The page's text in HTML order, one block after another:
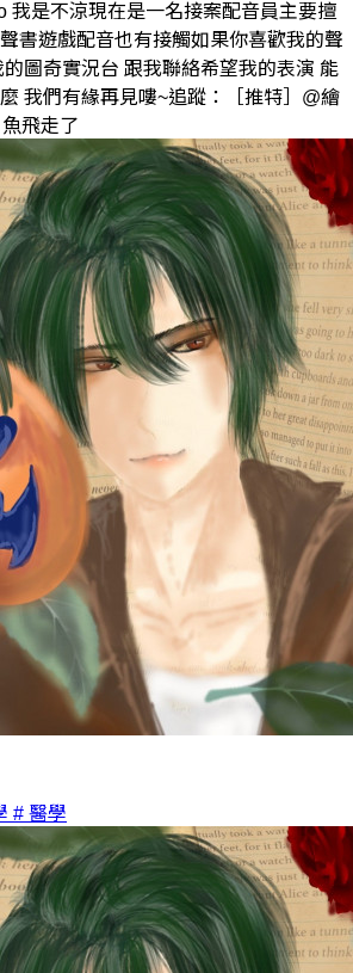
我是不涼現在是一名接案配音員主要擅
書遊戲配音也有接觸如果你喜歡我的聲
圖奇實況台 跟我聯絡希望我的表演 能
我們有緣再見嘍~追蹤：［推特］@繪
飛走了
# 醫學